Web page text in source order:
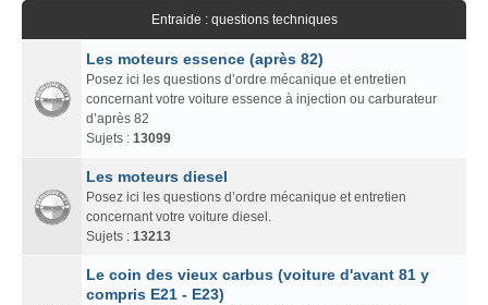
Entraide : questions techniques
Les moteurs essence (après 82)
Posez ici les questions d’ordre mécanique et entretien
concernant votre voiture essence à injection ou carburateur
d’après 82
Sujets : 13099
Les moteurs diesel
Posez ici les questions d’ordre mécanique et entretien
concernant votre voiture diesel.
Sujets : 13213
Le coin des vieux carbus (voiture d'avant 81 y
compris E21 - E23)